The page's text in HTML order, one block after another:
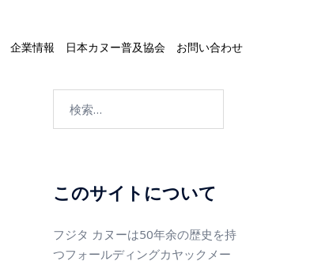
企業情報 日本カヌー普及協会 お問い合わせ
このサイトについて
フジタ カヌーは50年余の歴史を持
つフォールディングカヤックメー